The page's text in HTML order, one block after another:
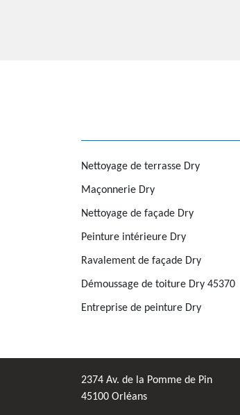
Nettoyage de terrasse Dry
Maçonnerie Dry
Nettoyage de façade Dry
Peinture intérieure Dry
Ravalement de façade Dry
Démoussage de toiture Dry 45370
Entreprise de peinture Dry
2374 Av. de la Pomme de Pin
45100 Orléans